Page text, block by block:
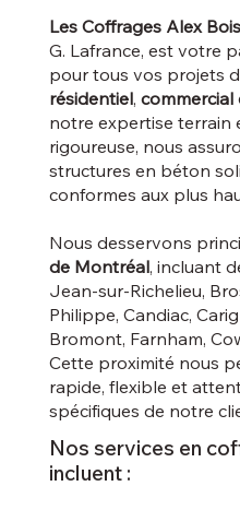
Les Coffrages Alex
G. Lafrance, est votre
pour tous vos projets
résidentiel, commercial
notre expertise terrain
rigoureuse, nous
structures en béton
conformes aux plus
Nous desservons
de Montréal, incluant
Jean-sur-Richelieu,
Philippe, Candiac,
Bromont, Farnham,
Cette proximité nous
rapide, flexible et
spécifiques de notre
Nos services en
incluent :